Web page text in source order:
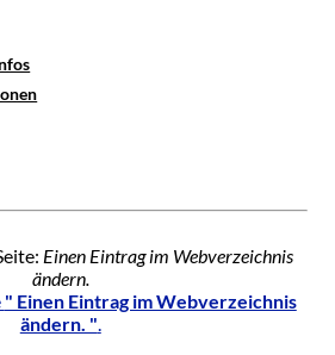
Einen Eintrag im Webverzeichnis
ändern.
" Einen Eintrag im Webverzeichnis
ändern. ".